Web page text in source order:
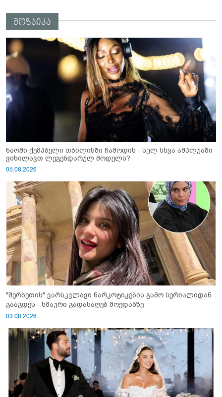
მოზაიკა
ნაომი ქემპბელი თბილისში ჩამოდის - სულ სხვა ამპლუაში
ვიხილავთ ლეგენდარულ მოდელს?
05.08.2026
"შერბეთის" ვარსკვლავი ნარკოტიკების გამო სერიალიდან
გააგდეს - ხმაური გადასაღებ მოედანზე
03.08.2026